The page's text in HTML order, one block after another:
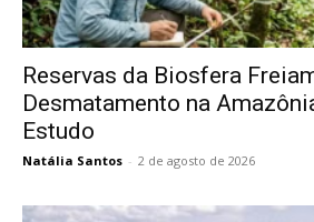
Reservas da Biosfera
Desmatamento na
Estudo
Natália Santos - 2 de agosto de 2026